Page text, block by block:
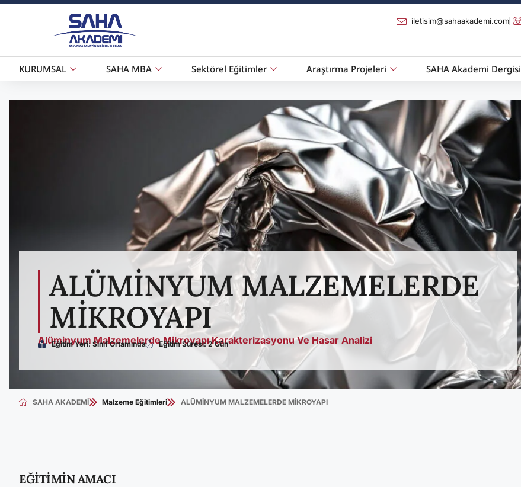
iletisim@sahaakademi.com
KURUMSAL SAHA MBA Sektörel Eğitimler Araştırma Projeleri SAHA Akademi Dergisi
ALÜMİNYUM MALZEMELERDE
MİKROYAPI
Alüminyum Malzemelerde Mikroyapı Karakterizasyonu Ve Hasar Analizi
Eğitim Yeri: Sınıf Ortamında Eğitim Süresi: 2 Gün
SAHA AKADEMİ Malzeme Eğitimleri ALÜMİNYUM MALZEMELERDE MİKROYAPI
EĞİTİMİN AMACI